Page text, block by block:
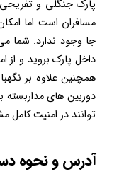
پارک جنگلی و
مسافران است اما
جا وجود ندارد. شما
داخل پارک بروید و از
همچنین علاوه بر
دوربین های
توانند در امنیت
آدرس و نحوه